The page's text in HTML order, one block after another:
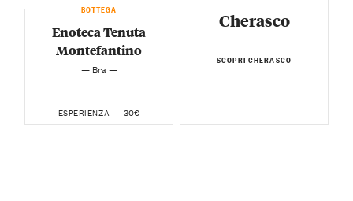
BOTTEGA
Enoteca Tenuta
Montefantino
— Bra —
ESPERIENZA — 30€
Cherasco
SCOPRI CHERASCO